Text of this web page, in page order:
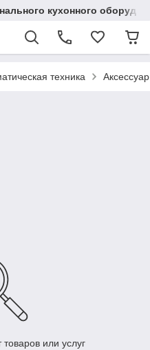
кухонного
техника
или услуг